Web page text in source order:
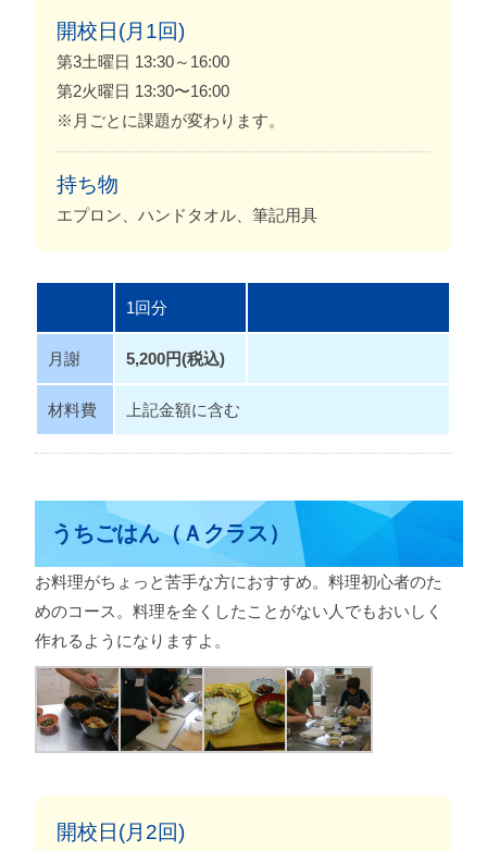
開校日(月1回)
第3土曜日 13:30～16:00
第2火曜日 13:30〜16:00
※月ごとに課題が変わります。
持ち物
エプロン、ハンドタオル、筆記用具
1回分
月謝 5,200円(税込)
材料費 上記金額に含む
うちごはん（Ａクラス）
お料理がちょっと苦手な方におすすめ。料理初心者のた
めのコース。料理を全くしたことがない人でもおいしく
作れるようになりますよ。
開校日(月2回)